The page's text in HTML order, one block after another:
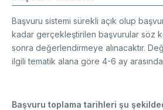
Başvuru sistemi sürekli açık olup
kadar gerçekleştirilen başvurular söz
sonra değerlendirmeye alınacaktır.
ilgili tematik alana göre 4-6 ay
Başvuru toplama tarihleri şu